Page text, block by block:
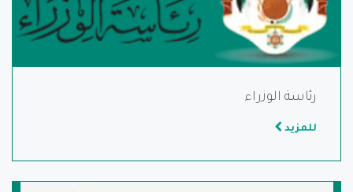
رئاسة الوزراء
للمزيد